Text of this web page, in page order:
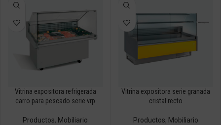
Vitrina expositora refrigerada
carro para pescado serie vrp
Productos, Mobiliario
Vitrina expositora serie granada
cristal recto
Productos, Mobiliario